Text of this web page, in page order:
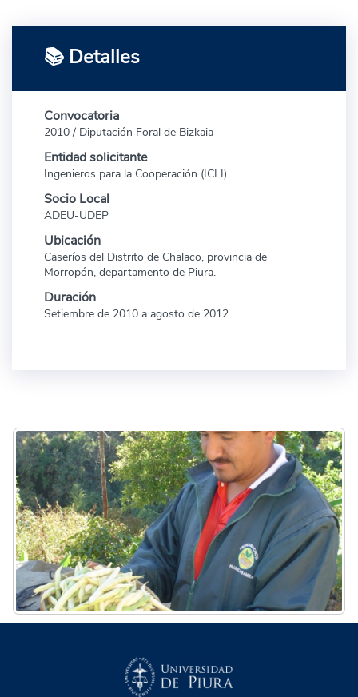
📚 Detalles
Convocatoria
2010 / Diputación Foral de Bizkaia
Entidad solicitante
Ingenieros para la Cooperación (ICLI)
Socio Local
ADEU-UDEP
Ubicación
Caseríos del Distrito de Chalaco, provincia de
Morropón, departamento de Piura.
Duración
Setiembre de 2010 a agosto de 2012.